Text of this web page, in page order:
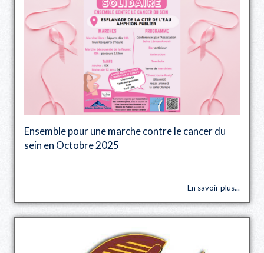
Ensemble pour une marche contre le cancer du
sein en Octobre 2025
En savoir plus...